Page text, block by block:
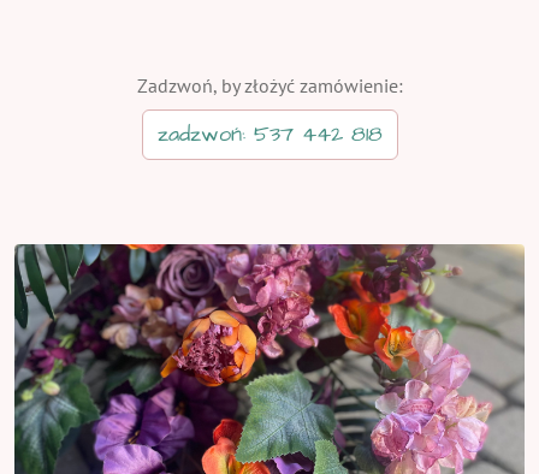
Zadzwoń, by złożyć zamówienie:
zadzwoń: 537 442 818